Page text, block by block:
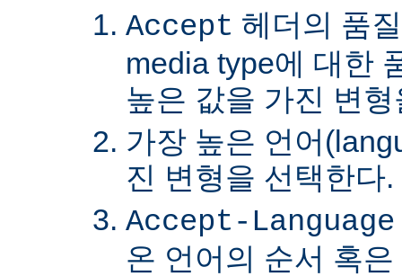
Accept 헤더의 품
media type에 대한
높은 값을 가진 변
가장 높은 언어
진 변형을 선택한다.
Accept-Language
온 언어의 순서 혹은